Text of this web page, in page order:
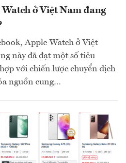
ở Việt Nam đang
Apple Watch ở Việt
này đã đạt một số tiêu
với chiến lược chuyển dịch
nguồn cung…